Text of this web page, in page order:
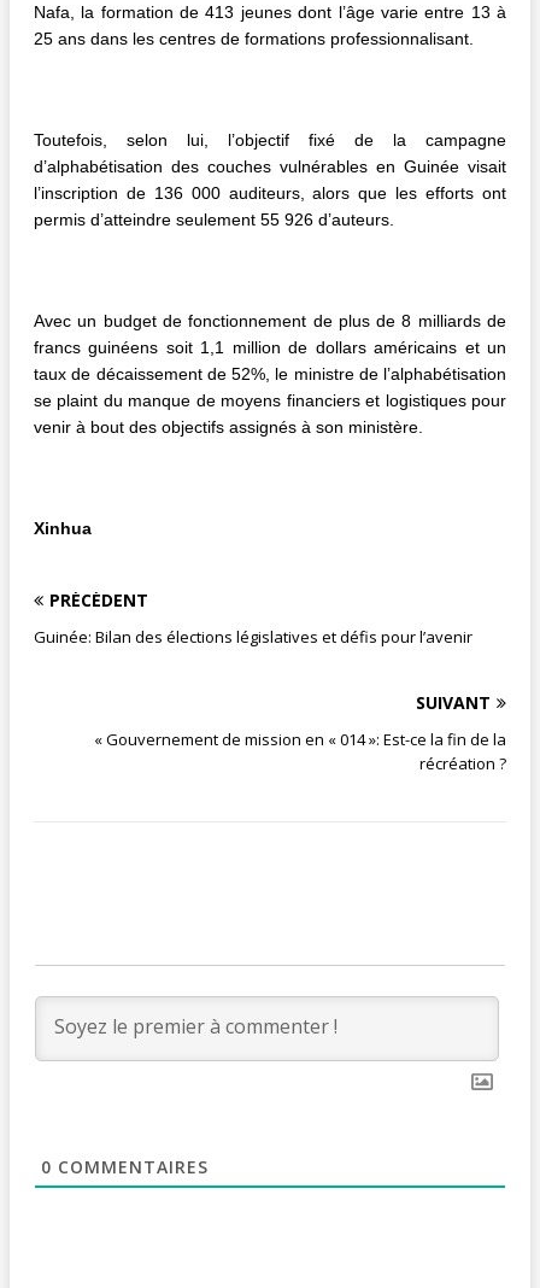
Nafa, la formation de 413 jeunes dont l’âge varie entre 13 à
25 ans dans les centres de formations professionnalisant.
Toutefois, selon lui, l’objectif fixé de la campagne
d’alphabétisation des couches vulnérables en Guinée visait
l’inscription de 136 000 auditeurs, alors que les efforts ont
permis d’atteindre seulement 55 926 d’auteurs.
Avec un budget de fonctionnement de plus de 8 milliards de
francs guinéens soit 1,1 million de dollars américains et un
taux de décaissement de 52%, le ministre de l’alphabétisation
se plaint du manque de moyens financiers et logistiques pour
venir à bout des objectifs assignés à son ministère.
Xinhua
PRÉCÉDENT
Guinée: Bilan des élections législatives et défis pour l’avenir
SUIVANT
« Gouvernement de mission en « 014 »: Est-ce la fin de la
récréation ?
0 COMMENTAIRES